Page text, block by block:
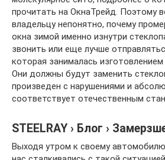
прочитать на ОкнаТрейд. Поэтому
владельцу непонятно, почему
окна зимой именно изнутри
звонить или еще лучше
которая занималась изготовлением
Они должны будут заменить
произведен с нарушениями и
соответствует отечественным
STEELRAY › Блог ›
Выходя утром к своему